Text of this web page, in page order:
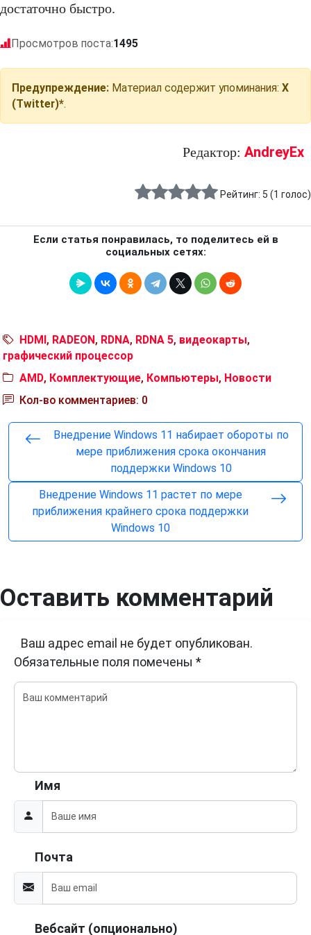
достаточно быстро.
Просмотров поста:1495
Предупреждение: Материал содержит упоминания: X
(Twitter)*.
Редактор: AndreyEx
Рейтинг: 5 (1 голос)
Если статья понравилась, то поделитесь ей в
социальных сетях:
HDMI, RADEON, RDNA, RDNA 5, видеокарты,
графический процессор
AMD, Комплектующие, Компьютеры, Новости
Кол-во комментариев: 0
Внедрение Windows 11 набирает обороты по
мере приближения срока окончания
поддержки Windows 10
Внедрение Windows 11 растет по мере
приближения крайнего срока поддержки
Windows 10
Оставить комментарий
Ваш адрес email не будет опубликован.
Обязательные поля помечены *
Имя
Почта
Вебсайт (опционально)